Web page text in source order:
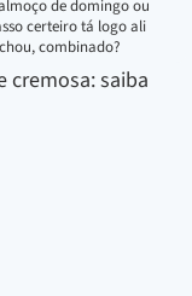
de domingo ou
certeiro tá logo ali
combinado?
cremosa: saiba